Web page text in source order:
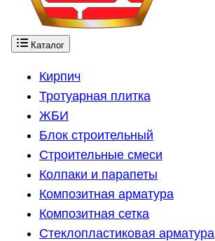
Каталог
Кирпич
Тротуарная плитка
ЖБИ
Блок строительный
Строительные смеси
Колпаки и парапеты
Композитная арматура
Композитная сетка
Стеклопластиковая арматура